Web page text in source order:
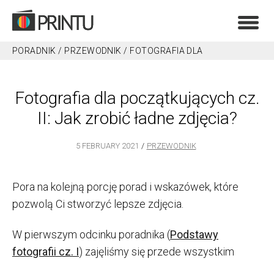
PORADNIK / PRZEWODNIK / FOTOGRAFIA DLA
Fotografia dla początkujących cz.
II: Jak zrobić ładne zdjęcia?
5 FEBRUARY 2021 PRZEWODNIK
Pora na kolejną porcję porad i wskazówek, które
pozwolą Ci stworzyć lepsze zdjęcia.
W pierwszym odcinku poradnika (Podstawy
fotografii cz. I) zajęliśmy się przede wszystkim